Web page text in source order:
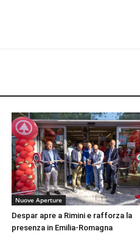
Nuove Aperture
Despar apre a Rimini e rafforza la
presenza in Emilia-Romagna